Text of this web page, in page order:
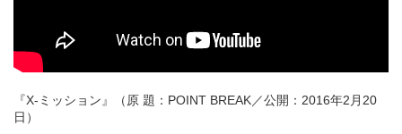
『X-ミッション』（原 題：POINT BREAK／公開：2016年2月20
日）